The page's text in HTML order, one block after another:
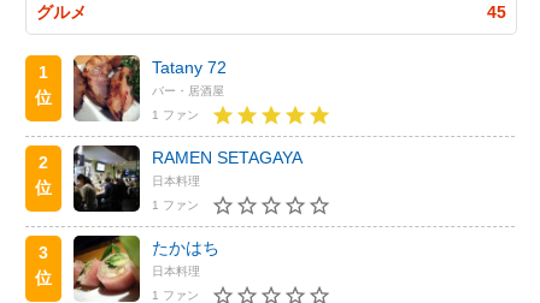
グルメ 45
1
位
Tatany 72
バー・居酒屋
1 ファン
2
位
RAMEN SETAGAYA
日本料理
1 ファン
3
位
たかはち
日本料理
1 ファン